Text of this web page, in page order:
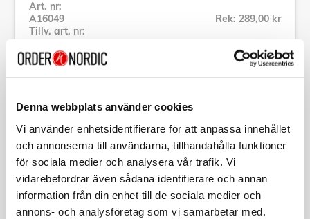
Denna webbplats använder cookies
Vi använder enhetsidentifierare för att anpassa innehållet
och annonserna till användarna, tillhandahålla funktioner
för sociala medier och analysera vår trafik. Vi
vidarebefordrar även sådana identifierare och annan
information från din enhet till de sociala medier och
annons- och analysföretag som vi samarbetar med.
Art. nr:
A16049
Tillv. art. nr:
Rek: 289,00 kr
Se alla produkter inom SportMe
Specifikation
Beskrivning
Art. nr:A16049
Tillv. art. nr:4667